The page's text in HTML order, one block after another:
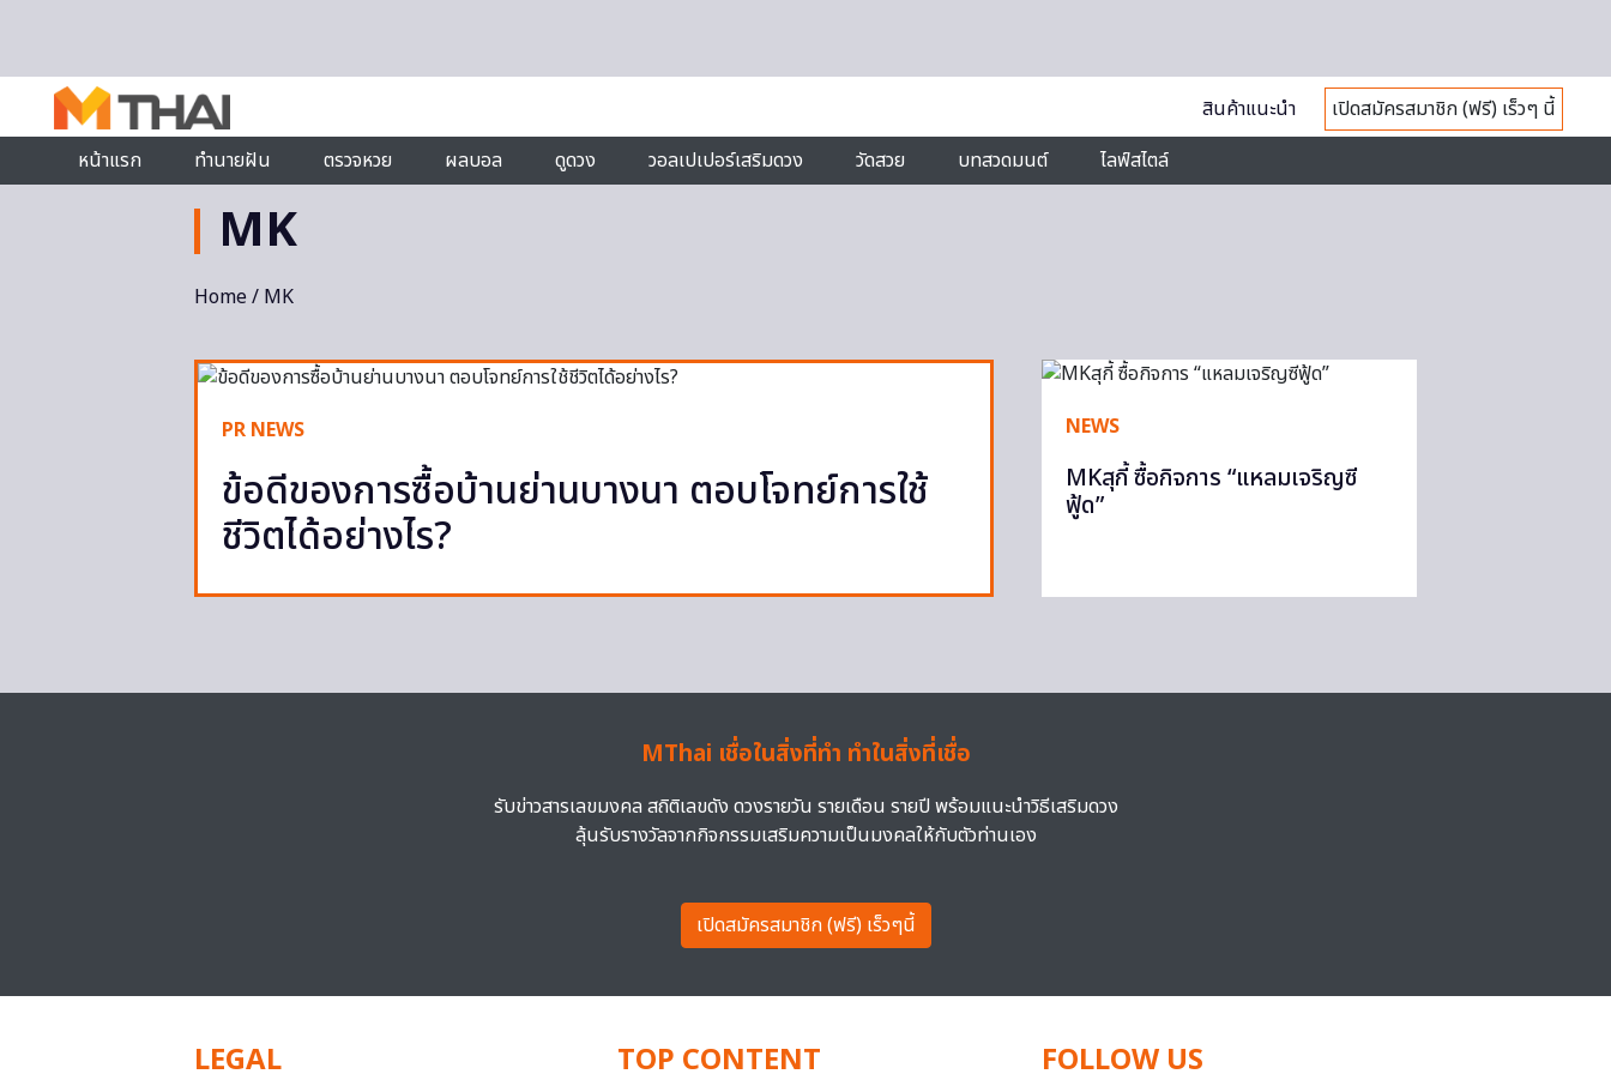
สินค้าแนะนำ
เปิดสมัครสมาชิก (ฟรี) เร็วๆ นี้
หน้าแรก
ทำนายฝัน ตรวจหวย ผลบอล ดูดวง วอลเปเปอร์เสริมดวง วัดสวย บทสวดมนต์ ไลฟ์สไตล์
MK
Home/ MK
PR NEWS
ข้อดีของการซื้อบ้านย่านบางนา ตอบโจทย์การใช้
ชีวิตได้อย่างไร?
NEWS
MKสุกี้ ซื้อกิจการ “แหลมเจริญซี
ฟู้ด”
MThai เชื่อในสิ่งที่ทำ ทำในสิ่งที่เชื่อ
รับข่าวสารเลขมงคล สถิติเลขดัง ดวงรายวัน รายเดือน รายปี พร้อมแนะนำวิธีเสริมดวง
ลุ้นรับรางวัลจากกิจกรรมเสริมความเป็นมงคลให้กับตัวท่านเอง
เปิดสมัครสมาชิก (ฟรี) เร็วๆนี้
LEGAL TOP CONTENT FOLLOW US